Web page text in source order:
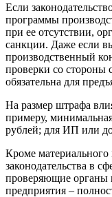
Если
программы
при ее отсутствии,
санкции. Даже если
производственный
проверки со стороны
обязательна для
На размер штрафа
примеру,
рублей; для ИП или
Кроме материального
законодательства в
проверяющие органы
предприятия –